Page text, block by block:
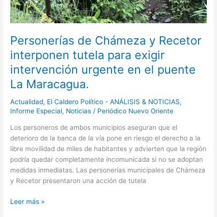
Personerías de Chámeza y Recetor
interponen tutela para exigir
intervención urgente en el puente
La Maracagua.
Actualidad, El Caldero Político - ANÁLISIS & NOTICIAS,
Informe Especial, Noticias / Periódico Nuevo Oriente
Los personeros de ambos municipios aseguran que el
deterioro de la banca de la vía pone en riesgo el derecho a la
libre movilidad de miles de habitantes y advierten que la región
podría quedar completamente incomunicada si no se adoptan
medidas inmediatas. Las personerías municipales de Chámeza
y Recetor presentaron una acción de tutela
Leer más »